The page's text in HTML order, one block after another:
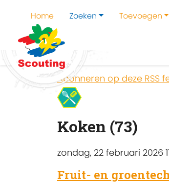
Home Zoeken Toevoegen
Home
Abonneren op deze RSS
Koken (73)
zondag, 22 februari 2026
Fruit- en